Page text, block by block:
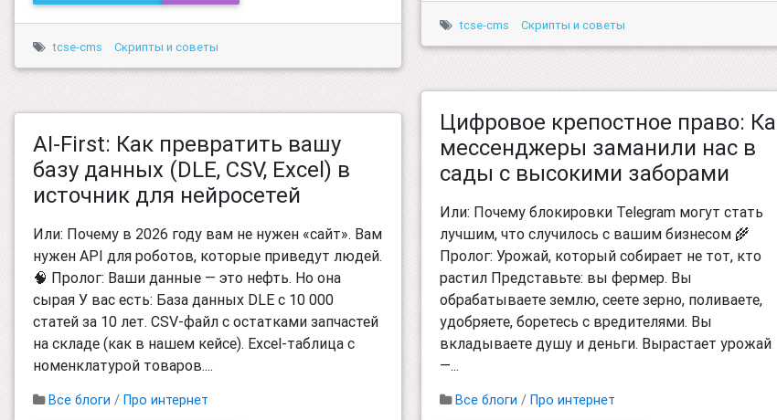
tcse-cms Скрипты и советы
AI-First: Как превратить вашу
базу данных (DLE, CSV, Excel) в
источник для нейросетей
Или: Почему в 2026 году вам не нужен «сайт». Вам
нужен API для роботов, которые приведут людей.
🧠 Пролог: Ваши данные — это нефть. Но она
сырая У вас есть: База данных DLE с 10 000
статей за 10 лет. CSV-файл с остатками запчастей
на складе (как в нашем кейсе). Excel-таблица с
номенклатурой товаров....
Все блоги / Про интернет
tcse-cms Скрипты и советы
Цифровое крепостное право:
мессенджеры заманили нас в
сады с высокими заборами
Или: Почему блокировки Telegram могут стать
лучшим, что случилось с вашим бизнесом 🌾
Пролог: Урожай, который собирает не тот, кто
растил Представьте: вы фермер. Вы
обрабатываете землю, сеете зерно, поливаете,
удобряете, боретесь с вредителями. Вы
вкладываете душу и деньги. Вырастает урожай
—...
Все блоги / Про интернет